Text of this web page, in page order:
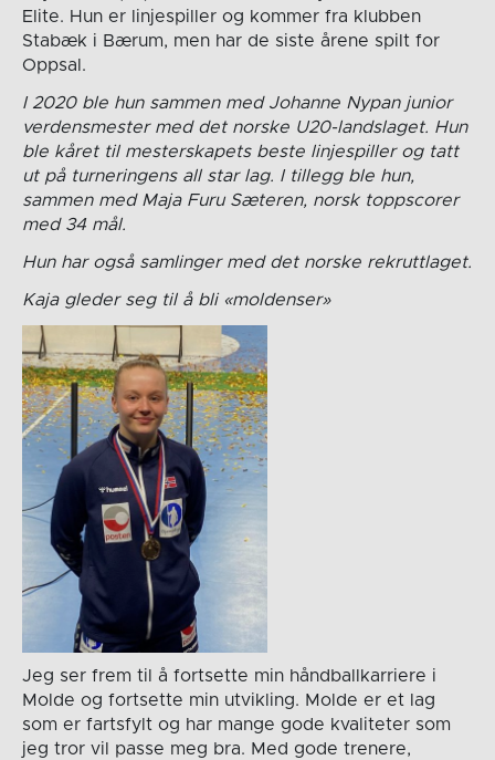
Elite. Hun er linjespiller og kommer fra klubben
Stabæk i Bærum, men har de siste årene spilt for
Oppsal.
I 2020 ble hun sammen med Johanne Nypan junior
verdensmester med det norske U20-landslaget. Hun
ble kåret til mesterskapets beste linjespiller og tatt
ut på turneringens all star lag. I tillegg ble hun,
sammen med Maja Furu Sæteren, norsk toppscorer
med 34 mål.
Hun har også samlinger med det norske rekruttlaget.
Kaja gleder seg til å bli «moldenser»
Jeg ser frem til å fortsette min håndballkarriere i
Molde og fortsette min utvikling. Molde er et lag
som er fartsfylt og har mange gode kvaliteter som
jeg tror vil passe meg bra. Med gode trenere,